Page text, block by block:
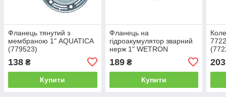
Фланець тянутий з
мембраною 1" AQUATICA
(779523)
138 ₴
Купити
Фланець на
гідроакумулятор зварний
нерж 1" WETRON
189₴
Купити
203